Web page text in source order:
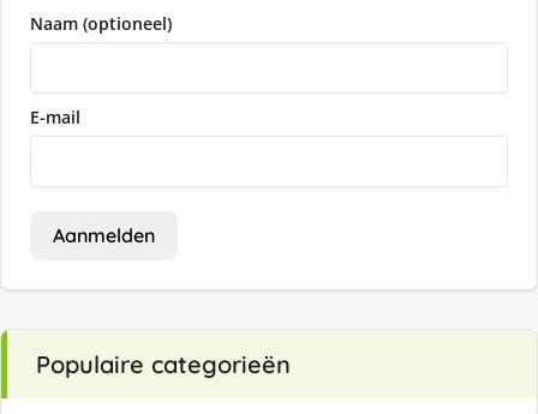
Naam (optioneel)
E-mail
Aanmelden
Populaire categorieën